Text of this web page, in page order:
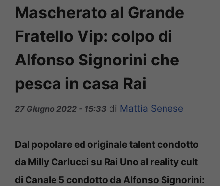
Mascherato al Grande
Fratello Vip: colpo di
Alfonso Signorini che
pesca in casa Rai
27 Giugno 2022 - 15:33 di Mattia Senese
Dal popolare ed originale talent condotto
da Milly Carlucci su Rai Uno al reality cult
di Canale 5 condotto da Alfonso Signorini: